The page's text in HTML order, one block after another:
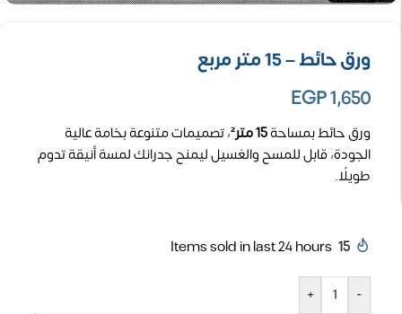
ورق حائط – 15 متر مربع
EGP1,650
ورق حائط بمساحة15 متر²
، تصميمات متنوعة بخامة عالية
الجودة، قابل للمسح والغسيل ليمنح جدرانك لمسة أنيقة تدوم
طويلًا.
15
Items sold in last 24 hours
-
+